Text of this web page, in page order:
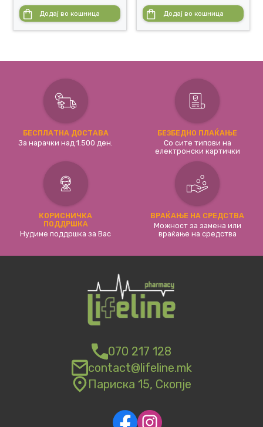
Додај во кошница Додај во кошница
БЕСПЛАТНА ДОСТАВА
За нарачки над 1.500 ден.
БЕЗБЕДНО ПЛАЌАЊЕ
Со сите типови на
електронски картички
КОРИСНИЧКА
ПОДДРШКА
Нудиме поддршка за Вас
ВРАЌАЊЕ НА СРЕДСТВА
Можност за замена или
враќање на средства
070 217 128
contact@lifeline.mk
Париска 15, Скопје